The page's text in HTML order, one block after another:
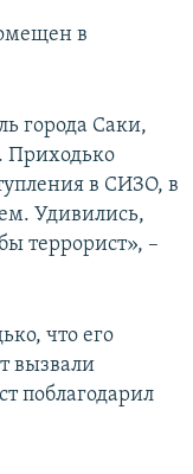
в
города Саки,
в СИЗО, в
Удивились,
террорист», –
что его
вызвали
поблагодарил